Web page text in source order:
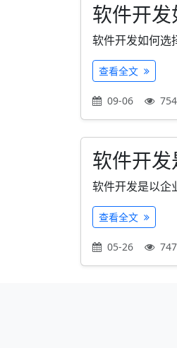
软件开
软件开发如何选
查看全文
09-06 754
软件开
软件开发是以企
查看全文
05-26 747